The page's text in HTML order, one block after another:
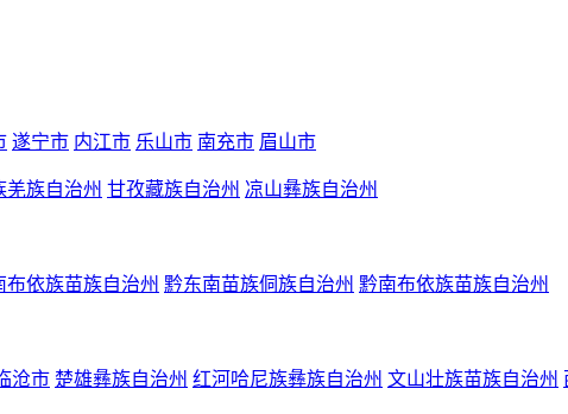
遂宁市 内江市 乐山市 南充市 眉山市
羌族自治州 甘孜藏族自治州 凉山彝族自治州
布依族苗族自治州 黔东南苗族侗族自治州 黔南布依族苗族自治州
临沧市 楚雄彝族自治州 红河哈尼族彝族自治州 文山壮族苗族自治州